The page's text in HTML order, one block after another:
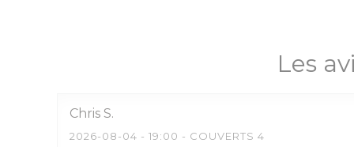
Les
Chris S
2026-08-04 - 19:00 - COUVERTS 4